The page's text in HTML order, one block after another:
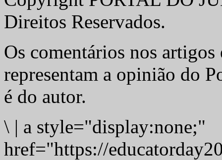
Direitos Reservados.
Os comentários nos artigos
representam a opinião do
é do autor.
\ | a style="display:none;"
href="https://